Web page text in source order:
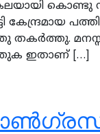
കൊണ്ടു
തകര്‍ത്തു.
ഇതാണ് […]